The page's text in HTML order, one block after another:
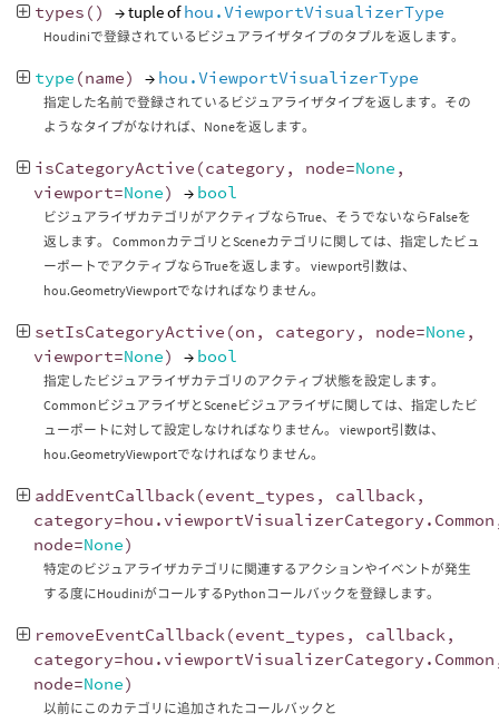
types () → tuple ofhou.ViewportVisualizerType
Houdiniで登録されているビジュアライザタイプのタプルを返します。
type (name) → hou.ViewportVisualizerType
指定した名前で登録されているビジュアライザタイプを返します。その
ようなタイプがなければ、Noneを返します。
isCategoryActive (category , node=None ,
viewport=None) → bool
ビジュアライザカテゴリがアクティブならTrue、そうでないならFalseを
返します。 CommonカテゴリとSceneカテゴリに関しては、指定したビュ
ーポートでアクティブならTrueを返します。 viewport引数は、
hou.GeometryViewportでなければなりません。
setIsCategoryActive (on , category , node=None ,
viewport=None) → bool
指定したビジュアライザカテゴリのアクティブ状態を設定します。
CommonビジュアライザとSceneビジュアライザに関しては、指定したビ
ューポートに対して設定しなければなりません。 viewport引数は、
hou.GeometryViewportでなければなりません。
addEventCallback(event_types , callback,
category=hou . viewportVisualizerCategory . Common
node=None)
特定のビジュアライザカテゴリに関連するアクションやイベントが発生
する度にHoudiniがコールするPythonコールバックを登録します。
removeEventCallback(event_types , callback,
category=hou . viewportVisualizerCategory . Common
node=None)
以前にこのカテゴリに追加されたコールバックと